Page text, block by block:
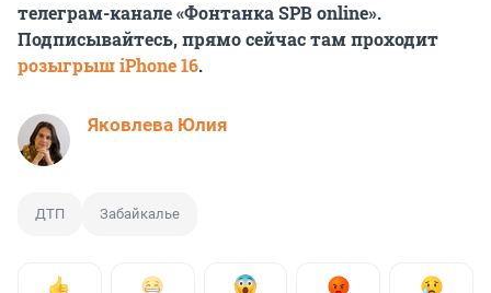
телеграм-канале «Фонтанка SPB online».
Подписывайтесь, прямо сейчас там проходит
розыгрыш iPhone 16.
Яковлева Юлия
ДТП Забайкалье